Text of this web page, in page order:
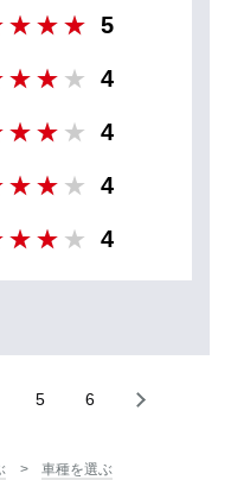
5
4
4
4
4
5 6
車種を選ぶ